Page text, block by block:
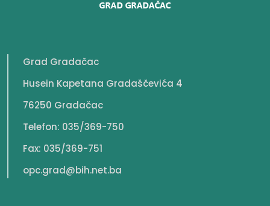
Grad Gradačac
Husein Kapetana Gradaščevića 4
76250 Gradačac
Telefon: 035/369-750
Fax: 035/369-751
opc.grad@bih.net.ba